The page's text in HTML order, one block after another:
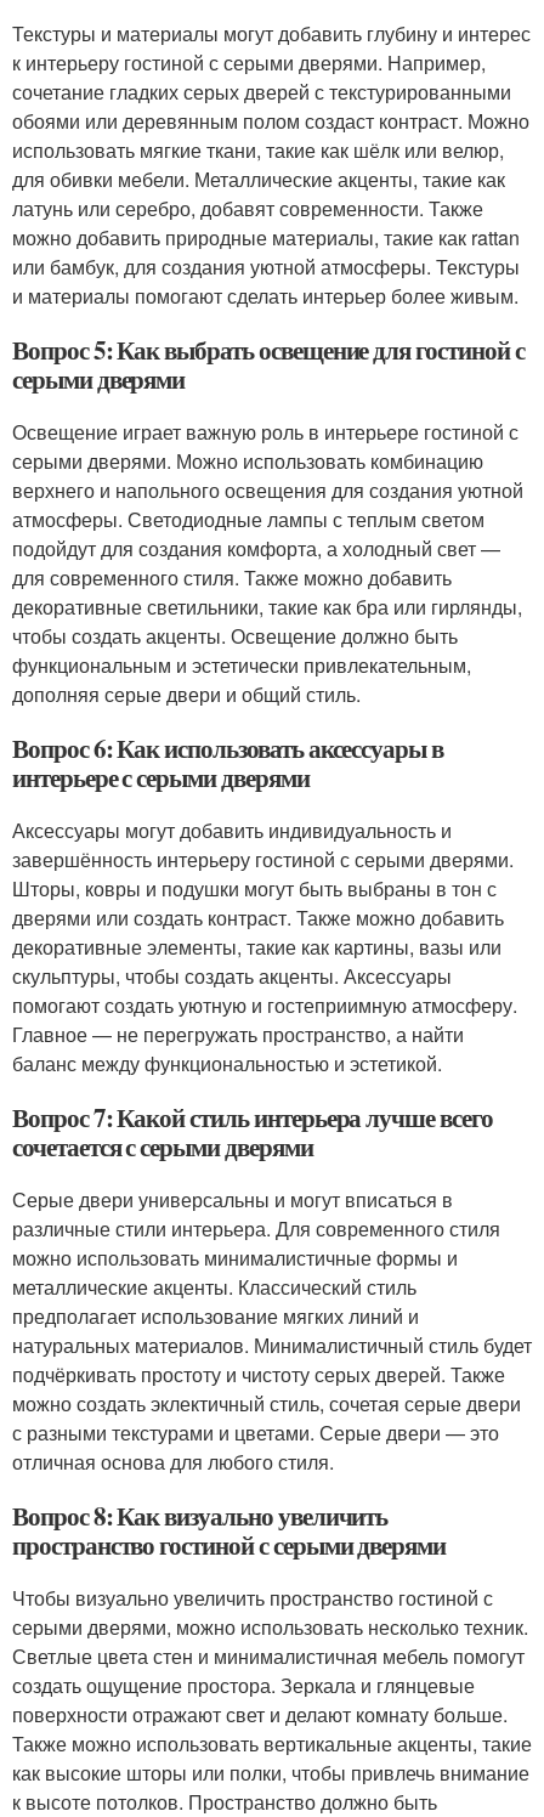
Текстуры и материалы могут добавить глубину и интерес
к интерьеру гостиной с серыми дверями. Например,
сочетание гладких серых дверей с текстурированными
обоями или деревянным полом создаст контраст. Можно
использовать мягкие ткани, такие как шёлк или велюр,
для обивки мебели. Металлические акценты, такие как
латунь или серебро, добавят современности. Также
можно добавить природные материалы, такие как rattan
или бамбук, для создания уютной атмосферы. Текстуры
и материалы помогают сделать интерьер более живым.
Вопрос 5: Как выбрать освещение для гостиной с
серыми дверями
Освещение играет важную роль в интерьере гостиной с
серыми дверями. Можно использовать комбинацию
верхнего и напольного освещения для создания уютной
атмосферы. Светодиодные лампы с теплым светом
подойдут для создания комфорта, а холодный свет —
для современного стиля. Также можно добавить
декоративные светильники, такие как бра или гирлянды,
чтобы создать акценты. Освещение должно быть
функциональным и эстетически привлекательным,
дополняя серые двери и общий стиль.
Вопрос 6: Как использовать аксессуары в
интерьере с серыми дверями
Аксессуары могут добавить индивидуальность и
завершённость интерьеру гостиной с серыми дверями.
Шторы, ковры и подушки могут быть выбраны в тон с
дверями или создать контраст. Также можно добавить
декоративные элементы, такие как картины, вазы или
скульптуры, чтобы создать акценты. Аксессуары
помогают создать уютную и гостеприимную атмосферу.
Главное — не перегружать пространство, а найти
баланс между функциональностью и эстетикой.
Вопрос 7: Какой стиль интерьера лучше всего
сочетается с серыми дверями
Серые двери универсальны и могут вписаться в
различные стили интерьера. Для современного стиля
можно использовать минималистичные формы и
металлические акценты. Классический стиль
предполагает использование мягких линий и
натуральных материалов. Минималистичный стиль будет
подчёркивать простоту и чистоту серых дверей. Также
можно создать эклектичный стиль, сочетая серые двери
с разными текстурами и цветами. Серые двери — это
отличная основа для любого стиля.
Вопрос 8: Как визуально увеличить
пространство гостиной с серыми дверями
Чтобы визуально увеличить пространство гостиной с
серыми дверями, можно использовать несколько техник.
Светлые цвета стен и минималистичная мебель помогут
создать ощущение простора. Зеркала и глянцевые
поверхности отражают свет и делают комнату больше.
Также можно использовать вертикальные акценты, такие
как высокие шторы или полки, чтобы привлечь внимание
к высоте потолков. Пространство должно быть